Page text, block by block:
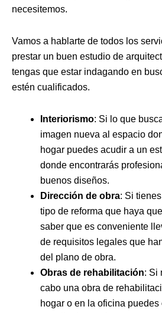
necesitemos.
Vamos a hablarte de todos los
prestar un buen estudio de
tengas que estar indagando en
estén cualificados.
Interiorismo: Si lo que
imagen nueva al espacio
hogar puedes acudir a un
donde encontrarás
buenos diseños.
Dirección de obra: Si
tipo de reforma que haya
saber que es conveniente
de requisitos legales que
del plano de obra.
Obras de rehabilitación: Si
cabo una obra de
hogar o en la oficina puedes